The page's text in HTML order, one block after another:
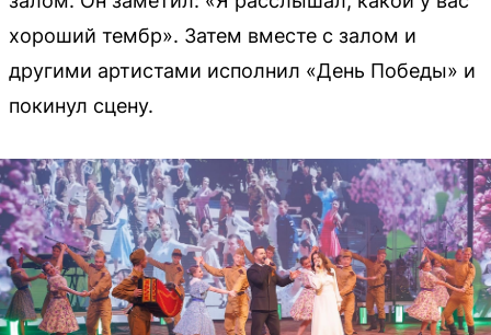
хороший тембр». Затем вместе с залом и
другими артистами исполнил «День Победы» и
покинул сцену.